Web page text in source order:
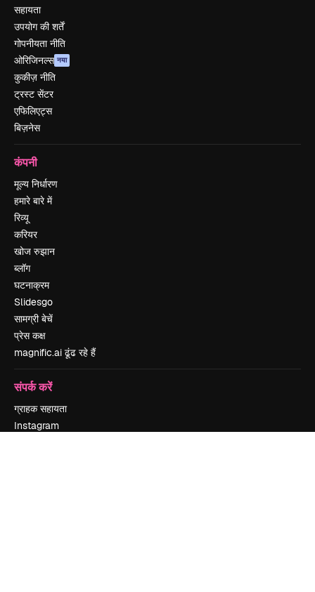
सहायता
उपयोग की शर्तें
गोपनीयता नीति
ओरिजिनल्स नया
कुकीज़ नीति
ट्रस्ट सेंटर
एफिलिएट्स
बिज़नेस
कंपनी
मूल्य निर्धारण
हमारे बारे में
रिव्यू
करियर
खोज रुझान
ब्लॉग
घटनाक्रम
Slidesgo
सामग्री बेचें
प्रेस कक्ष
magnific.ai ढूंढ रहे हैं
संपर्क करें
ग्राहक सहायता
Instagram